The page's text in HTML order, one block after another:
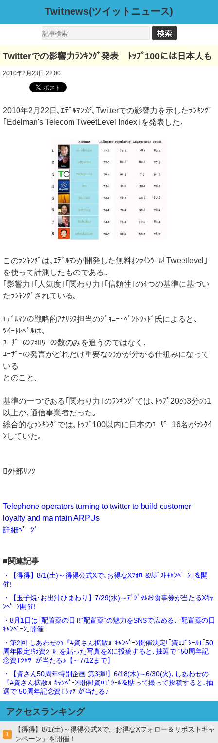
Twitnews(ツイットニュース)
Twitterでの影響力ﾗﾝｷﾝｸﾞ発表 ﾄｯﾌﾟ100には日本人も
2010年2月23日 22:00
2010年2月22日､ｴﾃﾞﾙﾏﾝが､Twitterでの影響力を示したﾗﾝｷﾝｸﾞ
｢Edelman's Telecom TweetLevel Index｣を発表した｡
このﾗﾝｷﾝｸﾞは､ｴﾃﾞﾙﾏﾝが開発した無料ｵﾝﾗｲﾝﾂｰﾙ｢Tweetlevel｣
を使って計測したものである｡
｢影響力｣｢人気度｣｢関わり力｣｢信頼性｣の4つの基準に基づい
たﾗﾝｷﾝｸﾞされている｡
ｴﾃﾞﾙﾏﾝの戦略的ｱﾅﾘｼｽ担当のｼﾞｮﾆｰ･ﾍﾞﾝﾄｳｯﾄﾞ氏によると､
ﾂｲｰﾄﾚﾍﾞﾙは､
ﾕｰｻﾞｰのﾌｫﾛﾜｰの数のみを追うのではなく､
ﾕｰｻﾞｰの発言がどれだけ重要なのかが分かる仕組みになって
いる
とのこと｡
基準の一つである｢関わり力｣のﾗﾝｷﾝｸﾞでは､ﾄｯﾌﾟ20の3分の1
以上が､通信事業者だった｡
総合的なﾗﾝｷﾝｸﾞでは､ﾄｯﾌﾟ100以内に日本のﾕｰｻﾞｰ16名がﾗﾝｸｲ
ﾝしていた｡
外部ﾘﾝｸ
Telephone operators turning to twitter to build customer
loyalty and maintain ARPUs
詳細ﾍﾟｰｼﾞ
■関連記事
・【得得】8/1(土)～得得公式Xで､お得なXﾌｫﾛｰ&ﾘﾎﾟｽﾄｷｬﾝﾍﾟｰﾝ｣を開
催!
・【玉子焼･お出汁ひまわり】7/29(水)～ﾃﾞｼﾞﾀﾙお食事券が当たるXｷｬ
ﾝﾍﾟｰﾝ開催!
・8月1日は｢配置薬の日｣!“配置薬“の魅力をSNSで広める､｢配置薬の日
ｷｬﾝﾍﾟｰﾝ｣開催
・第2回 しあわせの『#資さん拡散』ｷｬﾝﾍﾟｰﾝ開催決定!｢資ﾛｺﾞｼｰﾙ｣｢50
周年限定!ｷﾗ資ｼｰﾙ｣を貼った写真をXに投稿すると､抽選で “50周年記
念資Tｼｬﾂ” が当たる♪【～7/12まで】
・【資さん50周年特別企画 第3弾!】6/18(木)～6/30(火)､しあわせの
『#資さん拡散』ｷｬﾝﾍﾟｰﾝ開催!資ﾛｺﾞｼｰﾙを貼って撮って投稿すると､抽
選で“50周年記念資Tｼｬﾂ”が当たる♪
アクセスランキング
1
【得得】8/1(土)～得得公式Xで、お得なXフォロー＆リポストキャ
ンペーン」を開催！